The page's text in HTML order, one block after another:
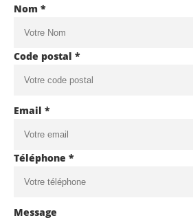
Nom *
Code postal *
Email *
Téléphone *
Message